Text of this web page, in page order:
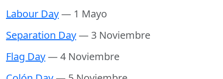
Labour Day— 1 Mayo
Separation Day— 3 Noviembre
Flag Day— 4 Noviembre